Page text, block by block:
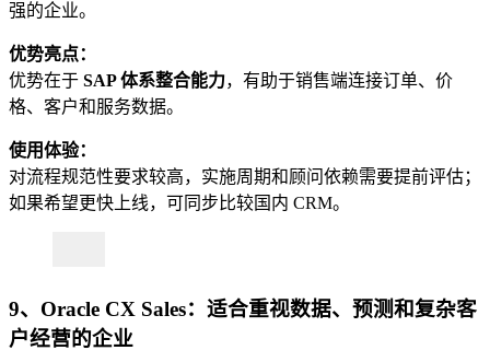
强的企业。
优势亮点：
优势在于 SAP 体系整合能力，有助于销售端连接订单、价
格、客户和服务数据。
使用体验：
对流程规范性要求较高，实施周期和顾问依赖需要提前评估；
如果希望更快上线，可同步比较国内 CRM。
9、Oracle CX Sales：适合重视数据、预测和复杂客
户经营的企业